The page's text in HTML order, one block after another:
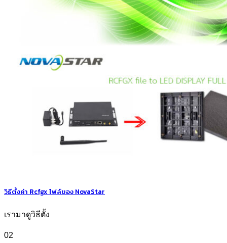
วิธีตั้งค่า Rcfgx ไฟล์ของ NovaStar
เรามาดูวิธีตั้ง
02